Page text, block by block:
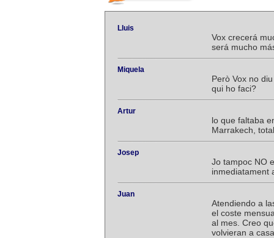
Lluis
Vox crecerá
será mucho
Miquela
Però Vox no
qui ho faci?
Artur
lo que faltaba
Marrakech,
Josep
Jo tampoc NO
inmediatament
Juan
Atendiendo a
el coste
al mes. Creo
volvieran a